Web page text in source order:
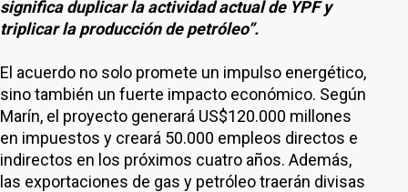
significa duplicar la actividad actual de YPF y
triplicar la producción de petróleo”.
El acuerdo no solo promete un impulso energético,
sino también un fuerte impacto económico. Según
Marín, el proyecto generará US$120.000 millones
en impuestos y creará 50.000 empleos directos e
indirectos en los próximos cuatro años. Además,
las exportaciones de gas y petróleo traerán divisas